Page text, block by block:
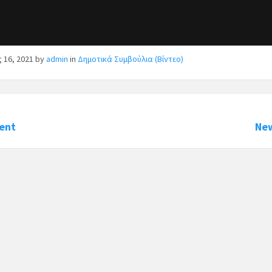
16, 2021byadmin in Δημοτικά Συμβούλια (Βίντεο)